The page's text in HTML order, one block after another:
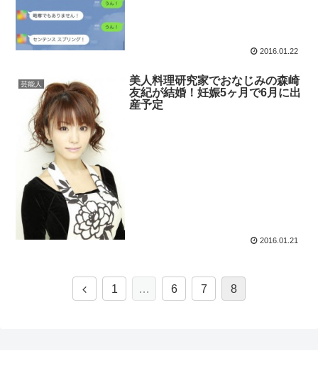
2016.01.22
芸能人
美人料理研究家でおなじみの森崎
友紀が結婚！妊娠5ヶ月で6月に出
産予定
2016.01.21
1 … 6 7 8